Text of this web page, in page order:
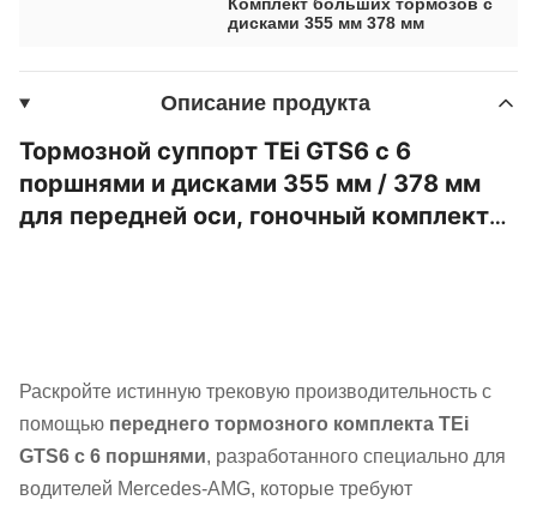
дисками 355 мм 378 мм
Описание продукта
Тормозной суппорт TEi GTS6 с 6
поршнями и дисками 355 мм / 378 мм
для передней оси, гоночный комплект
Раскройте истинную трековую производительность с
помощью переднего тормозного комплекта TEi
GTS6 с 6 поршнями, разработанного специально для
водителей Mercedes-AMG, которые требуют